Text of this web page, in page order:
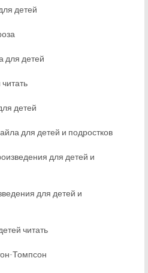
детей
для детей
детей
для детей и подростков
для детей и
для детей и
читать
Томпсон